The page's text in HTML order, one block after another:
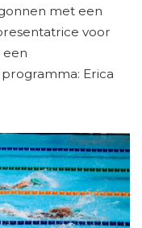
met een
voor
een
Erica